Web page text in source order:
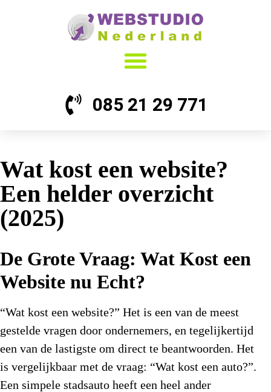
085 21 29 771
Wat kost een website?
Een helder overzicht
(2025)
De Grote Vraag: Wat Kost een
Website nu Echt?
“Wat kost een website?” Het is een van de meest
gestelde vragen door ondernemers, en tegelijkertijd
een van de lastigste om direct te beantwoorden. Het
is vergelijkbaar met de vraag: “Wat kost een auto?”.
Een simpele stadsauto heeft een heel ander